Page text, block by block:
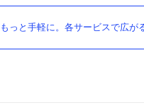
っと手軽に。各サービスで広が